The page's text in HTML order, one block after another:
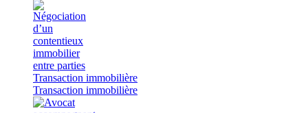
Transaction immobilière
Transaction immobilière